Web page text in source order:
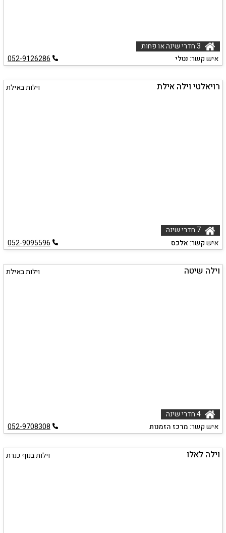
איש קשר:נטלי 052-9126286
רויאלטי וילה אילת וילות באילת
איש קשר:אלכס 052-9095596
וילה שיטה וילות באילת
איש קשר:מרכז הזמנות 052-9708308
וילה לאלו וילות בנוף כנרת